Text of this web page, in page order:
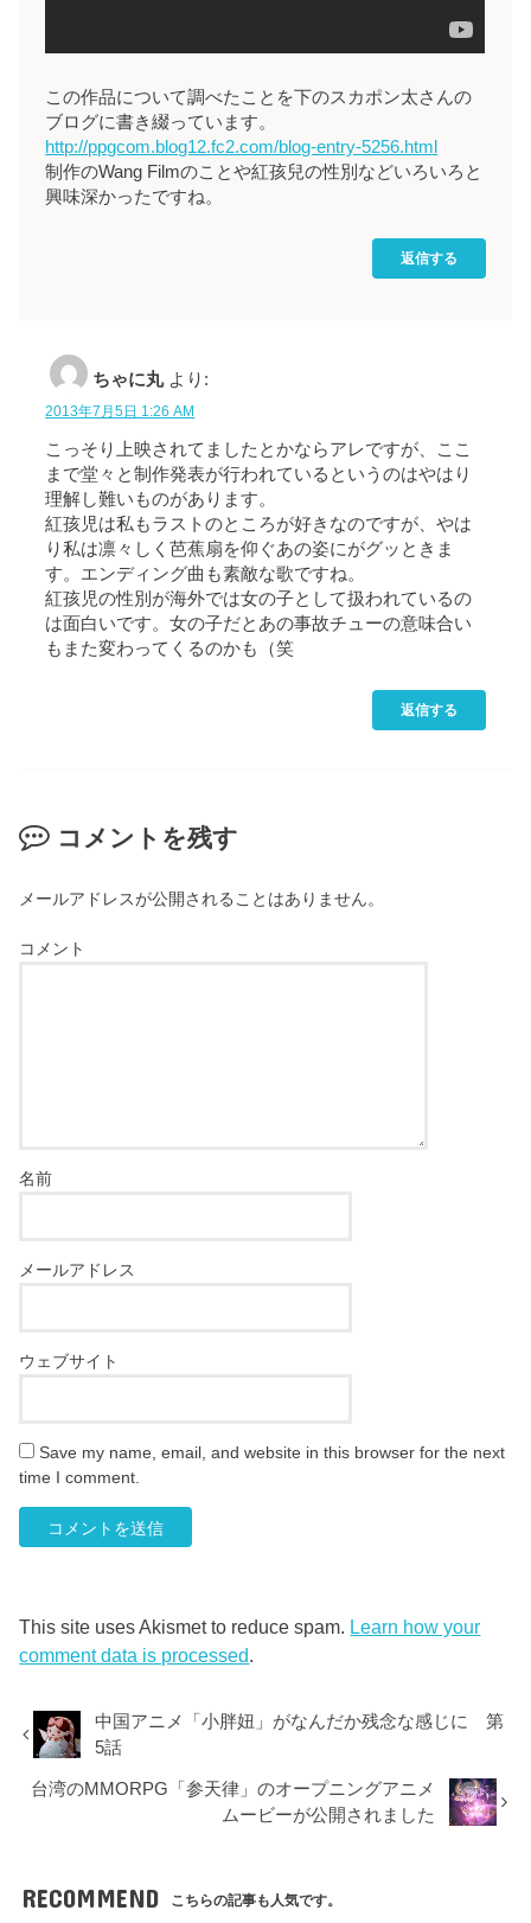
この作品について調べたことを下のスカポン太さんの
ブログに書き綴っています。
http://ppgcom.blog12.fc2.com/blog-entry-5256.html
制作のWang Filmのことや紅孩兒の性別などいろいろと
興味深かったですね。
返信する
ちゃに丸 より:
2013年7月5日 1:26 AM
こっそり上映されてましたとかならアレですが、ここ
まで堂々と制作発表が行われているというのはやはり
理解し難いものがあります。
紅孩児は私もラストのところが好きなのですが、やは
り私は凛々しく芭蕉扇を仰ぐあの姿にがグッときま
す。エンディング曲も素敵な歌ですね。
紅孩児の性別が海外では女の子として扱われているの
は面白いです。女の子だとあの事故チューの意味合い
もまた変わってくるのかも（笑
返信する
コメントを残す
メールアドレスが公開されることはありません。
コメント
名前
メールアドレス
ウェブサイト
Save my name, email, and website in this browser for the next
time I comment.
This site uses Akismet to reduce spam. Learn how your
comment data is processed.
中国アニメ「小胖妞」がなんだか残念な感じに 第
5話
台湾のMMORPG「参天律」のオープニングアニメ
ムービーが公開されました
RECOMMEND こちらの記事も人気です。